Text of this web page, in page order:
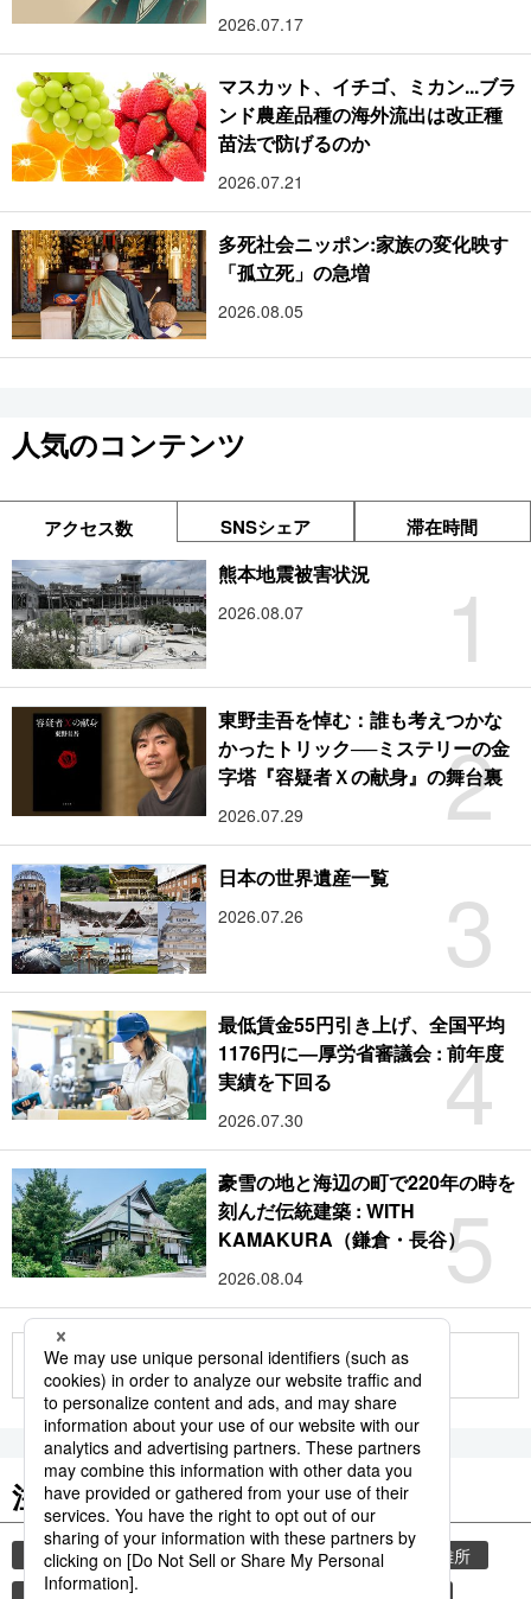
2026.07.17
マスカット、イチゴ、ミカン...ブラ
ンド農産品種の海外流出は改正種
苗法で防げるのか
2026.07.21
多死社会ニッポン:家族の変化映す
「孤立死」の急増
2026.08.05
人気のコンテンツ
アクセス数 SNSシェア 滞在時間
1
熊本地震被害状況
2026.08.07
2
東野圭吾を悼む：誰も考えつかな
かったトリック──ミステリーの金
字塔『容疑者Ｘの献身』の舞台裏
2026.07.29
3
日本の世界遺産一覧
2026.07.26
4
最低賃金55円引き上げ、全国平均
1176円に―厚労省審議会 : 前年度
実績を下回る
2026.07.30
5
豪雪の地と海辺の町で220年の時を
刻んだ伝統建築 : WITH
KAMAKURA（鎌倉・長谷）
2026.08.04
もっと見る
注目のキーワード
共同通信ニュース 気象・災害 災害
避難所